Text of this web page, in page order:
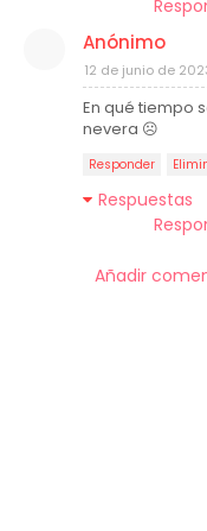
Anónimo
12 de junio de
En qué tiempo
nevera ☹️
Responder
Respuestas
Añadir